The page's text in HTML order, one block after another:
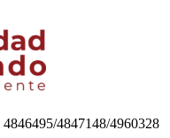
4846495/4847148/4960328